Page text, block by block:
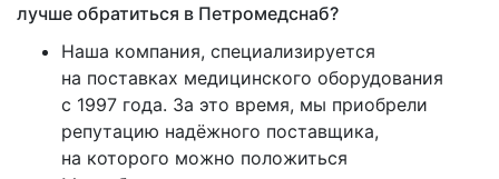
лучше обратиться в Петромедснаб?
Наша компания, специализируется
на поставках медицинского оборудования
с 1997 года. За это время, мы приобрели
репутацию надёжного поставщика,
на которого можно положиться